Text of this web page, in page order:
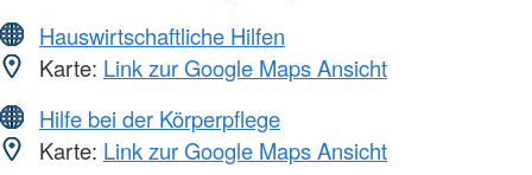
Hauswirtschaftliche Hilfen
Karte: Link zur Google Maps Ansicht
Hilfe bei der Körperpflege
Karte: Link zur Google Maps Ansicht